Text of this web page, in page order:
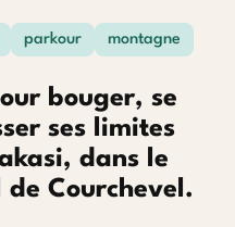
parkour montagne
bouger, se
ses limites
dans le
Courchevel.